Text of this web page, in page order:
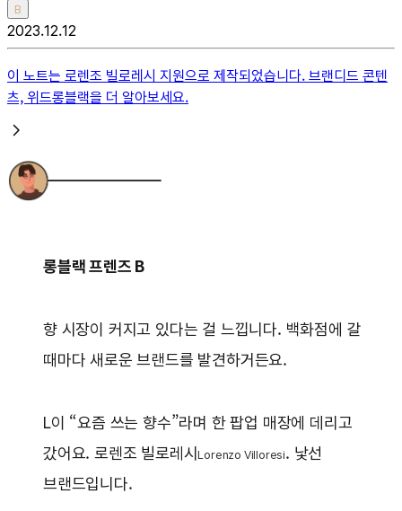
B
2023.12.12
이 노트는 로렌조 빌로레시 지원으로 제작되었습니다. 브랜디드 콘텐
츠, 위드롱블랙을 더 알아보세요.
롱블랙 프렌즈 B
향 시장이 커지고 있다는 걸 느낍니다. 백화점에 갈
때마다 새로운 브랜드를 발견하거든요.
L이 “요즘 쓰는 향수”라며 한 팝업 매장에 데리고
갔어요. 로렌조 빌로레시Lorenzo Villoresi. 낯선
브랜드입니다.